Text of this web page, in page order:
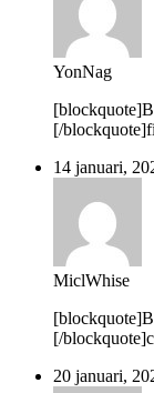
YonNag
[/
14 januari,
MiclWhise
[/
20 januari,